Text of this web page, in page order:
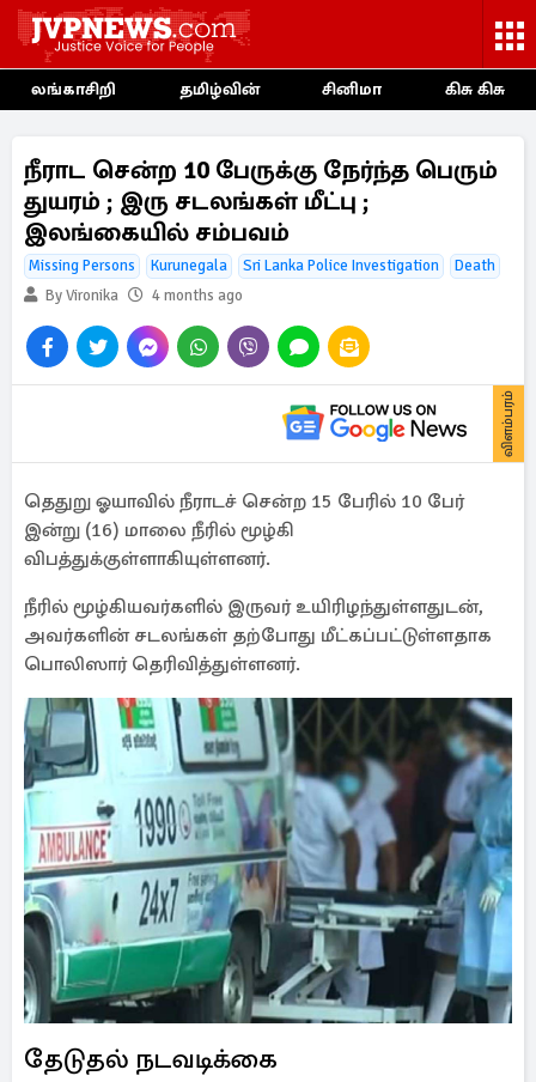
லங்காசிறி தமிழ்வின் சினிமா கிசு கிசு
நீராட சென்ற 10 பேருக்கு நேர்ந்த பெரும்
துயரம் ; இரு சடலங்கள் மீட்பு ;
இலங்கையில் சம்பவம்
Missing Persons Kurunegala Sri Lanka Police Investigation
Death
By Vironika
4 months ago
விளம்பரம்
தெதுறு ஓயாவில் நீராடச் சென்ற 15 பேரில் 10 பேர்
இன்று (16) மாலை நீரில் மூழ்கி
விபத்துக்குள்ளாகியுள்ளனர்.
நீரில் மூழ்கியவர்களில் இருவர் உயிரிழந்துள்ளதுடன்,
அவர்களின் சடலங்கள் தற்போது மீட்கப்பட்டுள்ளதாக
பொலிஸார் தெரிவித்துள்ளனர்.
தேடுதல் நடவடிக்கை